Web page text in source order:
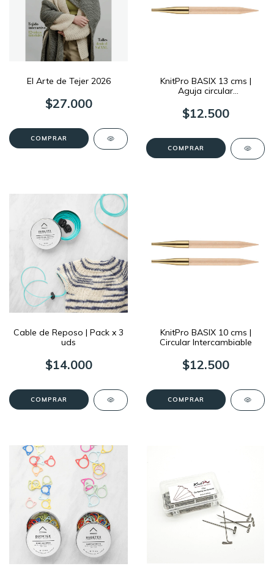
El Arte de Tejer 2026
$27.000
KnitPro BASIX 13 cms |
Aguja circular
$12.500
COMPRAR
Cable de Reposo | Pack x 3
uds
$14.000
COMPRAR
KnitPro BASIX 10 cms |
Circular Intercambiable
$12.500
COMPRAR